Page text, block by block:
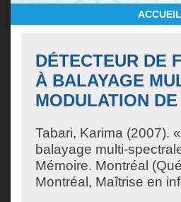
ACCUEIL
DÉTECTEUR DE
À BALAYAGE
MODULATION
Tabari, Karima (2007).
balayage multi-
Mémoire. Montréal
Montréal, Maîtrise en